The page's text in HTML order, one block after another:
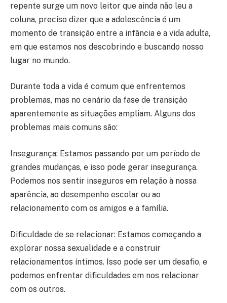
repente surge um novo leitor que ainda não leu a
coluna, preciso dizer que a adolescência é um
momento de transição entre a infância e a vida adulta,
em que estamos nos descobrindo e buscando nosso
lugar no mundo.
Durante toda a vida é comum que enfrentemos
problemas, mas no cenário da fase de transição
aparentemente as situações ampliam. Alguns dos
problemas mais comuns são:
Insegurança: Estamos passando por um período de
grandes mudanças, e isso pode gerar insegurança.
Podemos nos sentir inseguros em relação à nossa
aparência, ao desempenho escolar ou ao
relacionamento com os amigos e a família.
Dificuldade de se relacionar: Estamos começando a
explorar nossa sexualidade e a construir
relacionamentos íntimos. Isso pode ser um desafio, e
podemos enfrentar dificuldades em nos relacionar
com os outros.